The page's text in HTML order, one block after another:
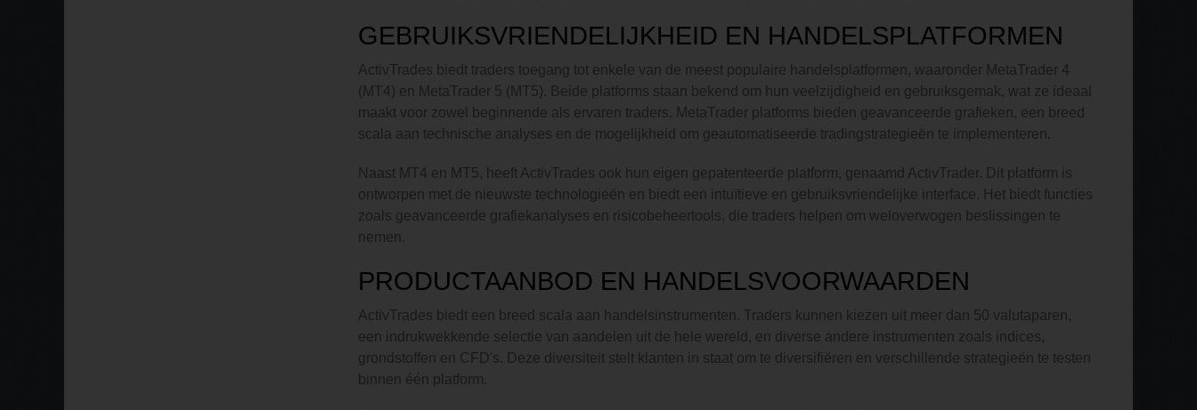
GEBRUIKSVRIENDELIJKHEID EN HANDELSPLATFORMEN
ActivTrades biedt traders toegang tot enkele van de meest populaire handelsplatformen, waaronder MetaTrader 4
(MT4) en MetaTrader 5 (MT5). Beide platforms staan bekend om hun veelzijdigheid en gebruiksgemak, wat ze ideaal
maakt voor zowel beginnende als ervaren traders. MetaTrader platforms bieden geavanceerde grafieken, een breed
scala aan technische analyses en de mogelijkheid om geautomatiseerde tradingstrategieën te implementeren.
Naast MT4 en MT5, heeft ActivTrades ook hun eigen gepatenteerde platform, genaamd ActivTrader. Dit platform is
ontworpen met de nieuwste technologieën en biedt een intuïtieve en gebruiksvriendelijke interface. Het biedt functies
zoals geavanceerde grafiekanalyses en risicobeheertools, die traders helpen om weloverwogen beslissingen te
nemen.
PRODUCTAANBOD EN HANDELSVOORWAARDEN
ActivTrades biedt een breed scala aan handelsinstrumenten. Traders kunnen kiezen uit meer dan 50 valutaparen,
een indrukwekkende selectie van aandelen uit de hele wereld, en diverse andere instrumenten zoals indices,
grondstoffen en CFD's. Deze diversiteit stelt klanten in staat om te diversifiëren en verschillende strategieën te testen
binnen één platform.